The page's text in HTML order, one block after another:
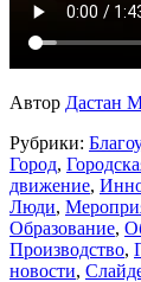
Автор Дастан
Рубрики:
Город,
движение,
Люди,
Образование,
Производство,
новости,